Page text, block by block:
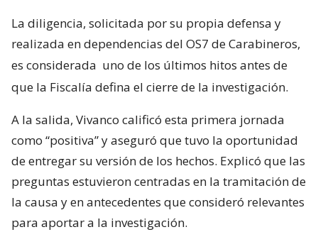
La diligencia, solicitada por su propia defensa y
realizada en dependencias del OS7 de Carabineros,
es considerada uno de los últimos hitos antes de
que la Fiscalía defina el cierre de la investigación.
A la salida, Vivanco calificó esta primera jornada
como “positiva” y aseguró que tuvo la oportunidad
de entregar su versión de los hechos. Explicó que las
preguntas estuvieron centradas en la tramitación de
la causa y en antecedentes que consideró relevantes
para aportar a la investigación.